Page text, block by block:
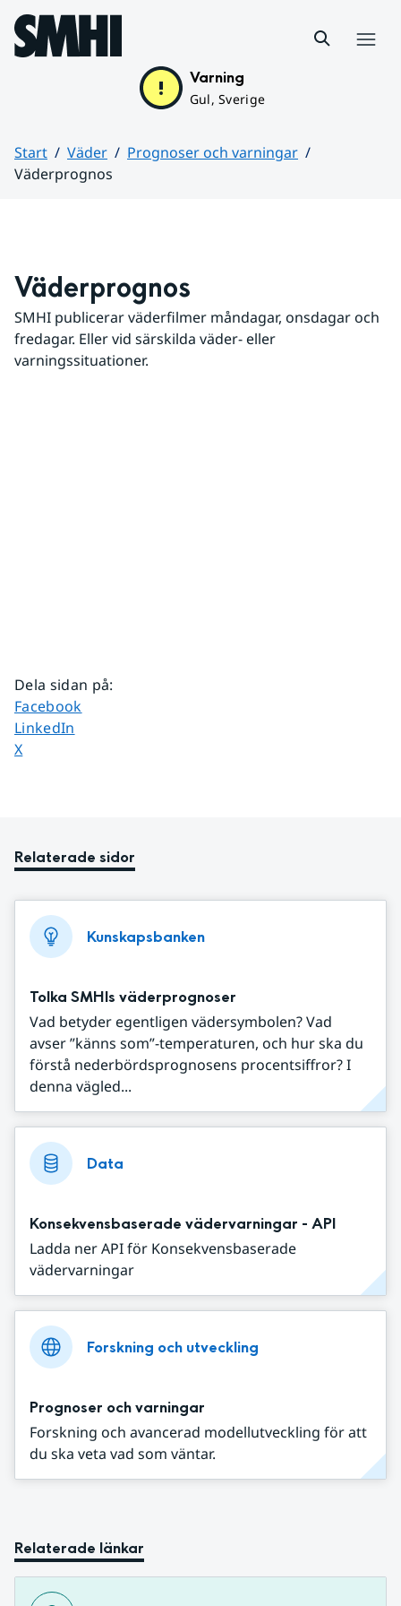
Hoppa till sidans innehåll
Varning
Gul, Sverige
Start Väder
Prognoser och varningar
Väderprognos
Väderprognos
SMHI publicerar väderfilmer måndagar, onsdagar och
fredagar. Eller vid särskilda väder- eller
varningssituationer.
Dela sidan på:
Dela sidan på
Facebook
Dela sidan på
LinkedIn
Dela sidan på
X
Relaterade sidor
Kunskapsbanken
Tolka SMHIs väderprognoser
Vad betyder egentligen vädersymbolen? Vad
avser ”känns som”-temperaturen, och hur ska du
förstå nederbördsprognosens procentsiffror? I
denna vägled...
Data
Konsekvensbaserade vädervarningar - API
Ladda ner API för Konsekvensbaserade
vädervarningar
Forskning och utveckling
Prognoser och varningar
Forskning och avancerad modellutveckling för att
du ska veta vad som väntar.
Relaterade länkar